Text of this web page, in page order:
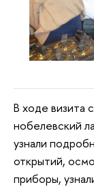
В ходе визита
нобелевский
узнали
открытий,
приборы,